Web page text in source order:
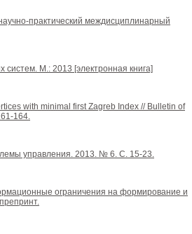
практический междисциплинарный
М.: 2013 [электронная книга]
with minimal first Zagreb Index // Bulletin of
164.
управления. 2013. № 6. С. 15-23.
ограничения на формирование и